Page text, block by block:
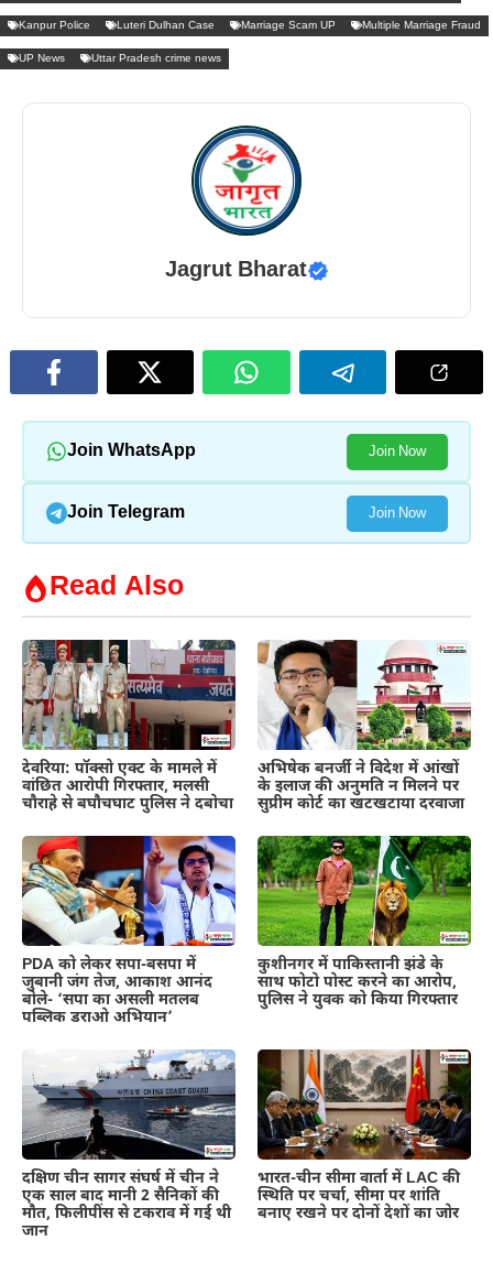
Kanpur Police Luteri Dulhan Case Marriage Scam UP Multiple Marriage Fraud
UP News Uttar Pradesh crime news
Jagrut Bharat
Join WhatsApp Join Now
Join Telegram Join Now
Read Also
देवरिया: पॉक्सो एक्ट के मामले में
वांछित आरोपी गिरफ्तार, मलसी
चौराहे से बघौचघाट पुलिस ने दबोचा
अभिषेक बनर्जी ने विदेश में आंखों
के इलाज की अनुमति न मिलने पर
सुप्रीम कोर्ट का खटखटाया दरवाजा
PDA को लेकर सपा-बसपा में
जुबानी जंग तेज, आकाश आनंद
बोले- ‘सपा का असली मतलब
पब्लिक डराओ अभियान’
कुशीनगर में पाकिस्तानी झंडे के
साथ फोटो पोस्ट करने का आरोप,
पुलिस ने युवक को किया गिरफ्तार
दक्षिण चीन सागर संघर्ष में चीन ने
एक साल बाद मानी 2 सैनिकों की
मौत, फिलीपींस से टकराव में गई थी
जान
भारत-चीन सीमा वार्ता में LAC की
स्थिति पर चर्चा, सीमा पर शांति
बनाए रखने पर दोनों देशों का जोर